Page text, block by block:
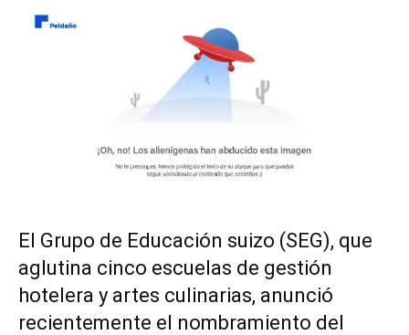
El Grupo de Educación suizo (SEG), que
aglutina cinco escuelas de gestión
hotelera y artes culinarias, anunció
recientemente el nombramiento del